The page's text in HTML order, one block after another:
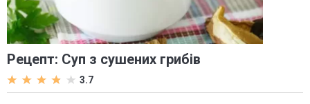
Рецепт: Суп з сушених грибів
3.7